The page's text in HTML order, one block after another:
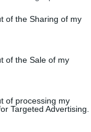
of the Sharing of my
of the Sale of my
of processing my
Targeted Advertising.
γρήγορα – 4
ΛΙΠΟΘΥΜΊΑ